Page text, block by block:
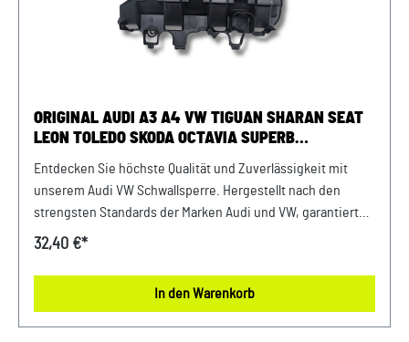
ORIGINAL AUDI A3 A4 VW TIGUAN SHARAN SEAT
LEON TOLEDO SKODA OCTAVIA SUPERB
Entdecken Sie höchste Qualität und Zuverlässigkeit mit
unserem Audi VW Schwallsperre. Hergestellt nach den
strengsten Standards der Marken Audi und VW, garantiert
diese Schwallsperre eine lange Lebensdauer und
Stabilität Ihrer Fahrzeuge mit unseren hochwertigen
Originalteilen. Produktinfos: 100% passgenau, da Original
32,40 €*
In den Warenkorb